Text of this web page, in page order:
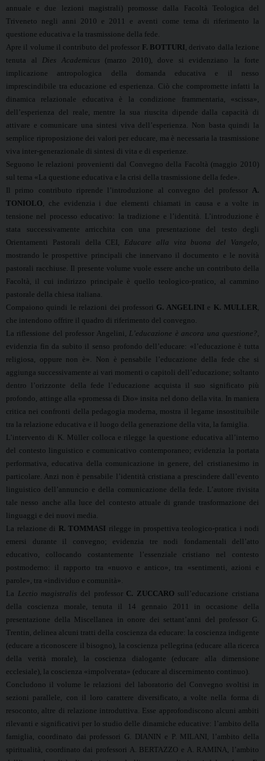
annuale e due lezioni magistrali) promosse dalla Facoltà Teologica del
Triveneto negli anni 2010 e 2011 e aventi come tema di riferimento la
questione educativa e la trasmissione della fede.
Apre il volume il contributo del professor F. BOTTURI, derivato dalla lezione
tenuta al Dies Academicus (marzo 2010), dove si evidenziano la forte
implicazione antropologica della domanda educativa e il nesso
imprescindibile tra educazione ed esperienza. Ciò che compromette infatti la
dinamica relazionale educativa è la condizione frammentaria, «scissa»,
dell’esperienza del reale, mentre la sua riuscita dipende dalla capacità di
attivare e comunicare una sintesi viva dell’esperienza. Non basta quindi la
semplice riproposizione dei valori per educare, ma è necessaria la trasmissione
viva inter-generazionale di sintesi di vita e di esperienze.
Seguono le relazioni provenienti dal Convegno della Facoltà (maggio 2010)
sul tema «La questione educativa e la crisi della trasmissione della fede».
Il primo contributo riprende l’introduzione al convegno del professor A.
TONIOLO, che evidenzia i due elementi chiamati in causa e a volte in
tensione nel processo educativo: la tradizione e l’identità. L’introduzione è
stata successivamente arricchita con una presentazione del testo degli
Orientamenti Pastorali della CEI, Educare alla vita buona del Vangelo,
mostrando le prospettive principali che innervano il documento e le novità
pastorali racchiuse. Il presente volume vuole essere anche un contributo della
Facoltà, il cui indirizzo principale è quello teologico-pratico, al cammino
pastorale della chiesa italiana.
Compaiono quindi le relazioni dei professori G. ANGELINI e K. MULLER,
che intendono offrire il quadro di riferimento del convegno.
La riflessione del professor Angelini, L’educazione è ancora una questione?,
evidenzia fin da subito il senso profondo dell’educare: «l’educazione è tutta
religiosa, oppure non è». Non è pensabile l’educazione della fede che si
aggiunga successivamente ai vari momenti o capitoli dell’educazione; soltanto
dentro l’orizzonte della fede l’educazione acquista il suo significato più
profondo, attinge alla «promessa di Dio» insita nel dono della vita. In maniera
critica nei confronti della pedagogia moderna, mostra il legame insostituibile
tra la relazione educativa e il luogo della generazione della vita, la famiglia.
L’intervento di K. Müller colloca e rilegge la questione educativa all’interno
del contesto linguistico e comunicativo contemporaneo; evidenzia la portata
performativa, educativa della comunicazione in genere, del cristianesimo in
particolare. Anzi non è pensabile l’identità cristiana a prescindere dall’evento
linguistico dell’annuncio e della comunicazione della fede. L’autore rivisita
tale nesso anche alla luce del contesto attuale di grande trasformazione dei
linguaggi e dei nuovi media.
La relazione di R. TOMMASI rilegge in prospettiva teologico-pratica i nodi
emersi durante il convegno; evidenzia tre nodi fondamentali dell’atto
educativo, collocando costantemente l’essenziale cristiano nel contesto
postmoderno: il rapporto tra «nuovo e antico», tra «sentimenti, azioni e
parole», tra «individuo e comunità».
La Lectio magistralis del professor C. ZUCCARO sull’educazione cristiana
della coscienza morale, tenuta il 14 gennaio 2011 in occasione della
presentazione della Miscellanea in onore dei settant’anni del professor G.
Trentin, delinea alcuni tratti della coscienza da educare: la coscienza indigente
(educare a riconoscere il bisogno), la coscienza pellegrina (educare alla ricerca
della verità morale), la coscienza dialogante (educare alla dimensione
ecclesiale), la coscienza «impolverata» (educare al discernimento continuo).
Concludono il volume le relazioni del laboratorio del Convegno svoltisi in
sezioni parallele, con il loro carattere diversificato, a volte nella forma di
resoconto, altre di relazione introduttiva. Esse approfondiscono alcuni ambiti
rilevanti e significativi per lo studio delle dinamiche educative: l’ambito della
famiglia, coordinato dai professori G. DIANIN e P. MILANI, l’ambito della
spiritualità, coordinato dai professori A. BERTAZZO e A. RAMINA, l’ambito